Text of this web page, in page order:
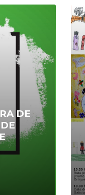
DE
Lee
mas